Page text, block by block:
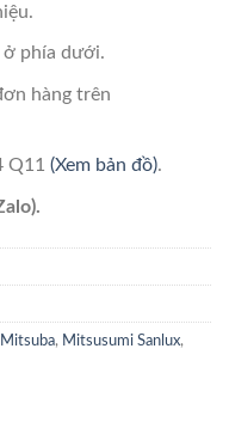
phía dưới.
hàng trên
Q11 (Xem bản đồ).
Mitsuba, Mitsusumi Sanlux,